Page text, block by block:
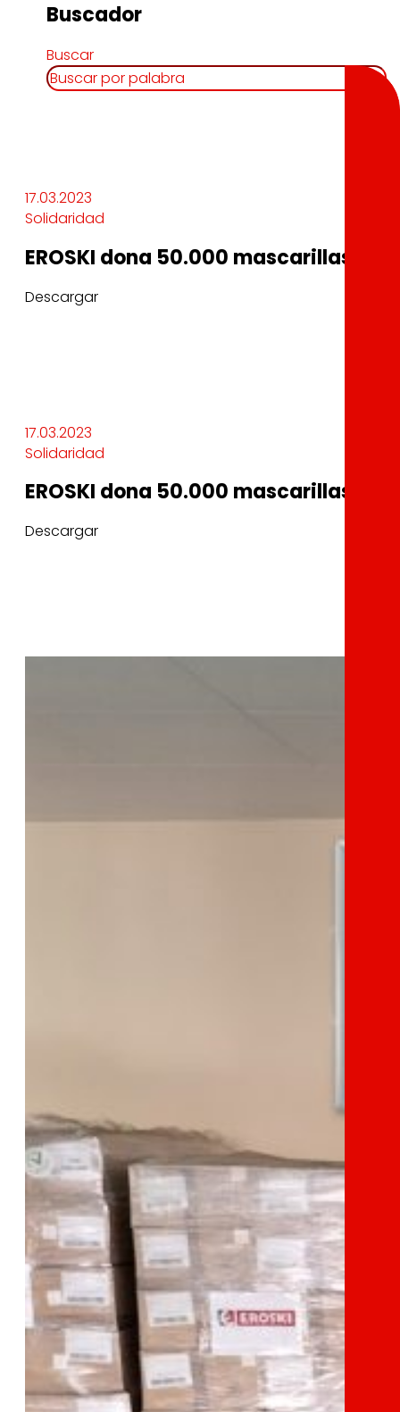
Buscador
Buscar
17.03.2023
Solidaridad
EROSKI dona 50.000 mascarillas a
Descargar
17.03.2023
Solidaridad
EROSKI dona 50.000 mascarillas a
Descargar